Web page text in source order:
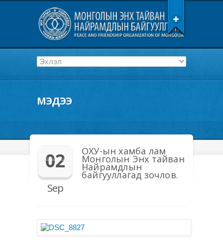
МЭДЭЭ
02
Sep
ОХУ-ын хамба лам
Монголын Энх тайван
Найрамдлын
байгууллагад зочлов.